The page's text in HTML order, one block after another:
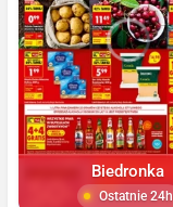
Biedronka
Ostatnie 24h